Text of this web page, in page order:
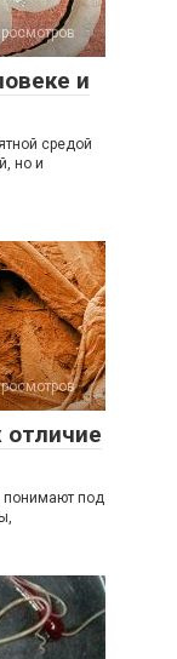
и
средой
но и
отличие
понимают под